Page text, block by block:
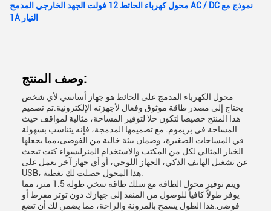
محول كهرباء الحائط 12 فولت الجهد الخارجي المدمج AC / DC نموذج مع
1A التيار
وصف المنتج:
محول الكهرباء المدمج على الحائط هو جهاز أساسي لأي شخص
يحتاج إلى مصدر طاقة موثوق وفعال لأجهزته الإلكترونية.تم تصميم
هذا المنتج خصيصا لتكون حلا لتوفير المساحة، مثالية لمواقف حيث
المساحة في بريموم. مع تصميمها المدمجة، فإنه يتناسب بسهولة
في المساحات الصغيرة، وضمان بيئة خالية من الفوضى،مما يجعلها
الخيار المثالي لكل من المكتب والاستخدام المنزليسواء كنت تبحث
عن تشغيل الهاتف الذكي، الجهاز اللوحي، أو أي جهاز آخر يعمل على
ويتم توفير محول الطاقة مع سلك طاقة سخي طوله 1.5 متر، مما
يوفر طولاً كافياً للوصول من المنفذ إلى جهازك دون توتر مفرط أو
فوضى.هذا الطول يسمح بالمرونة والراحة، مما يضمن لك أن تضع